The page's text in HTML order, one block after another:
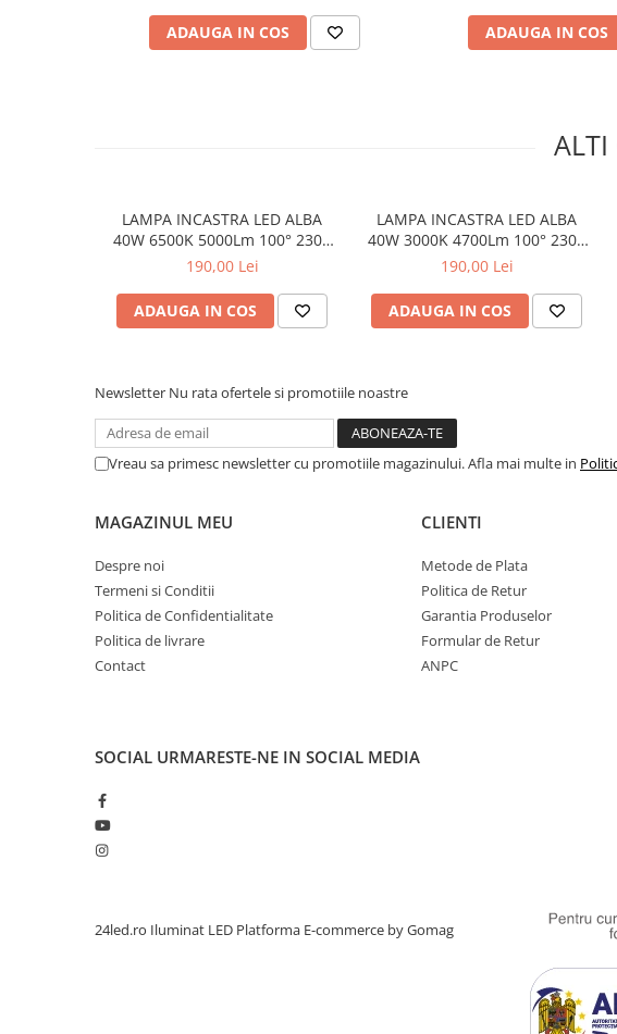
Sursa Alimentare 12V
Sursa Alimentare 24V
ADAUGA IN COS ADAUGA IN COS
ALTI
LAMPA INCASTRA LED ALBA
40W 6500K 5000Lm 100° 230V
AC Ra80 Φ230*77MM
190,00 Lei
ADAUGA IN COS
LAMPA INCASTRA LED ALBA
40W 3000K 4700Lm 100° 230V
AC Ra80 Φ230*77MM
190,00 Lei
ADAUGA IN COS
Newsletter Nu rata ofertele si promotiile noastre
Vreau sa primesc newsletter cu promotiile magazinului. Afla mai multe in
MAGAZINUL MEU
Despre noi
Termeni si Conditii
Politica de Confidentialitate
Politica de livrare
Contact
CLIENTI
Metode de Plata
Politica de Retur
Garantia Produselor
Formular de Retur
ANPC
SOCIAL URMARESTE-NE IN SOCIAL MEDIA
24led.ro Iluminat LED Platforma E-commerce by Gomag